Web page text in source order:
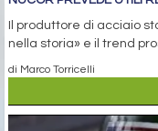
Il produttore di acciaio
nella storia» e il trend
di Marco Torricelli